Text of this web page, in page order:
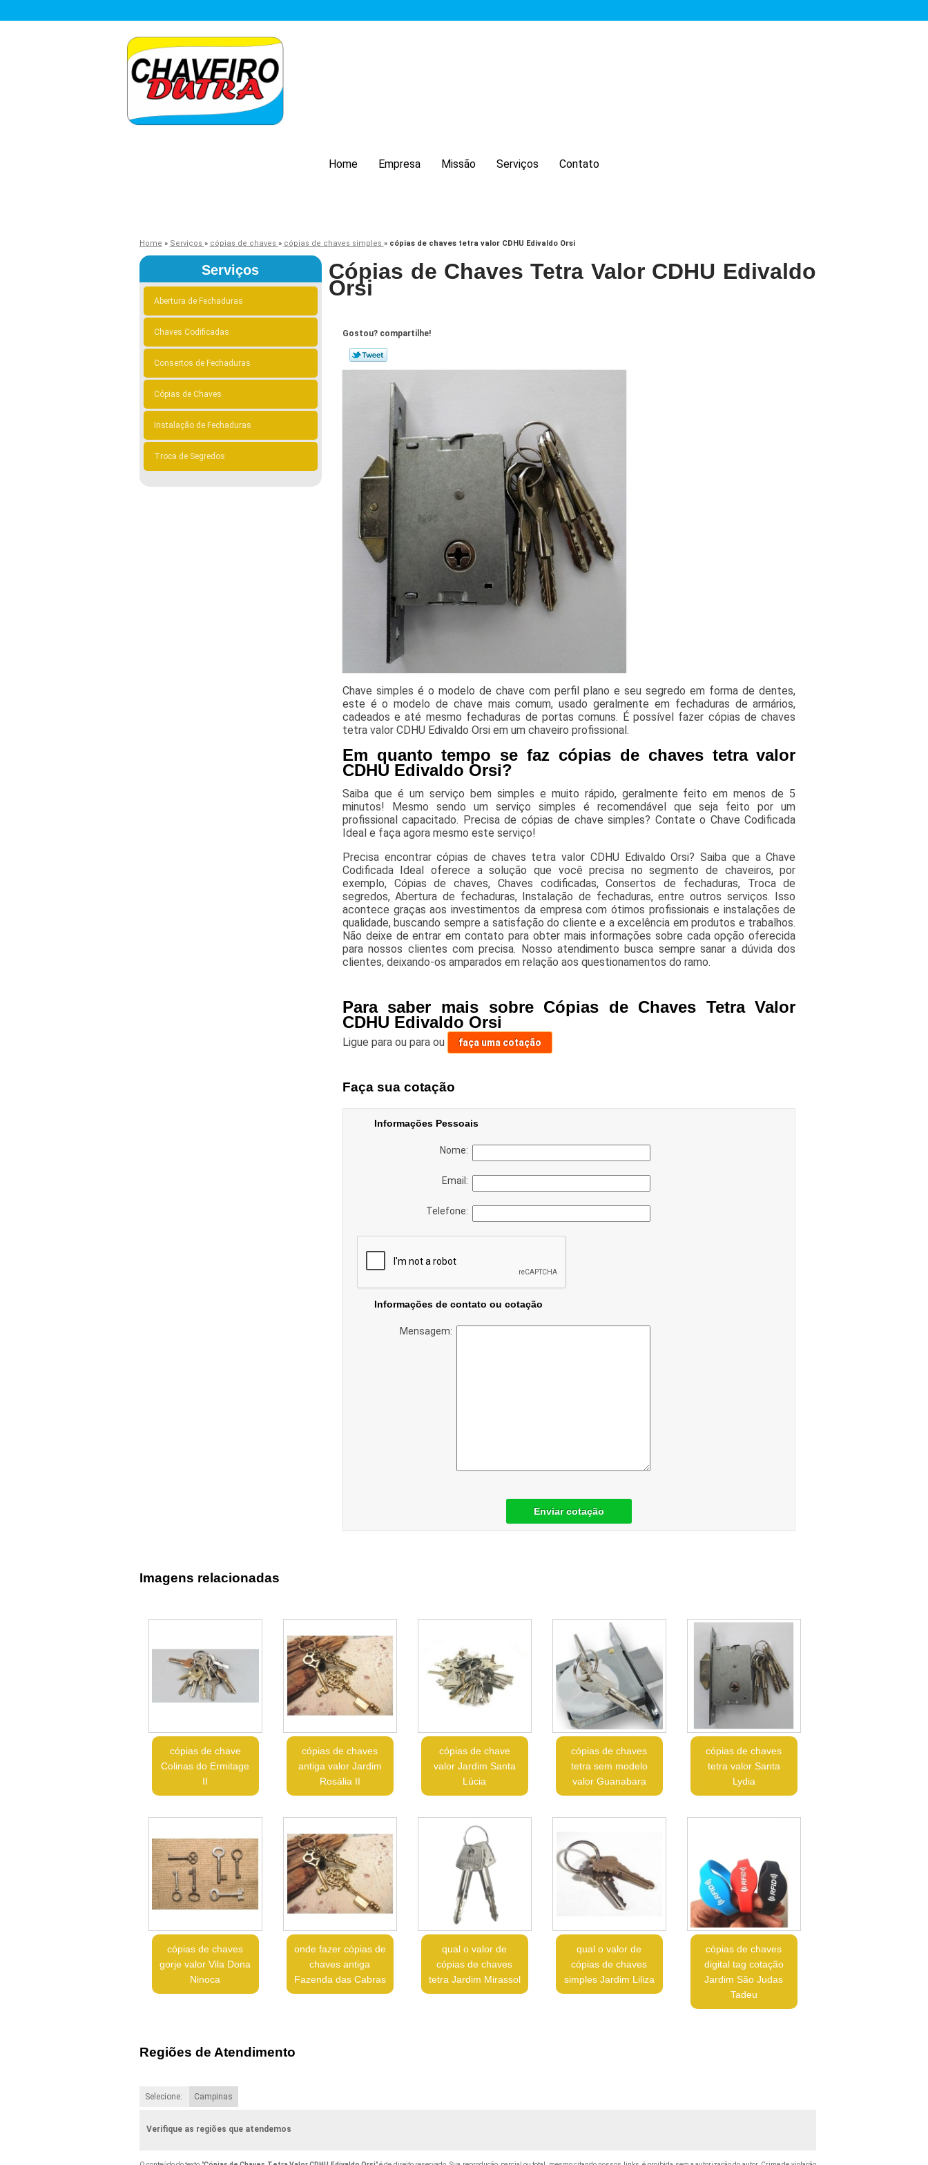
Home Empresa Missão Serviços Contato
Home » Serviços » cópias de chaves » cópias de chaves simples » cópias de chaves tetra valor CDHU Edivaldo Orsi
Serviços
Abertura de Fechaduras
Chaves Codificadas
Consertos de Fechaduras
Cópias de Chaves
Instalação de Fechaduras
Troca de Segredos
Cópias de Chaves Tetra Valor CDHU Edivaldo
Orsi
Gostou? compartilhe!
Chave simples é o modelo de chave com perfil plano e seu segredo em forma de dentes,
este é o modelo de chave mais comum, usado geralmente em fechaduras de armários,
cadeados e até mesmo fechaduras de portas comuns. É possível fazer cópias de chaves
tetra valor CDHU Edivaldo Orsi em um chaveiro profissional.
Em quanto tempo se faz cópias de chaves tetra valor
CDHU Edivaldo Orsi?
Saiba que é um serviço bem simples e muito rápido, geralmente feito em menos de 5
minutos! Mesmo sendo um serviço simples é recomendável que seja feito por um
profissional capacitado. Precisa de cópias de chave simples? Contate o Chave Codificada
Ideal e faça agora mesmo este serviço!
Precisa encontrar cópias de chaves tetra valor CDHU Edivaldo Orsi? Saiba que a Chave
Codificada Ideal oferece a solução que você precisa no segmento de chaveiros, por
exemplo, Cópias de chaves, Chaves codificadas, Consertos de fechaduras, Troca de
segredos, Abertura de fechaduras, Instalação de fechaduras, entre outros serviços. Isso
acontece graças aos investimentos da empresa com ótimos profissionais e instalações de
qualidade, buscando sempre a satisfação do cliente e a excelência em produtos e trabalhos.
Não deixe de entrar em contato para obter mais informações sobre cada opção oferecida
para nossos clientes com precisa. Nosso atendimento busca sempre sanar a dúvida dos
clientes, deixando-os amparados em relação aos questionamentos do ramo.
Para saber mais sobre Cópias de Chaves Tetra Valor
CDHU Edivaldo Orsi
Ligue para ou para ou faça uma cotação
Faça sua cotação
Informações Pessoais
Nome:
Email:
Telefone:
Informações de contato ou cotação
Mensagem:
Enviar cotação
Imagens relacionadas
cópias de chave
Colinas do Ermitage
II
cópias de chaves
antiga valor Jardim
Rosália II
cópias de chave
valor Jardim Santa
Lúcia
cópias de chaves
tetra sem modelo
valor Guanabara
cópias de chaves
tetra valor Santa
Lydia
cópias de chaves
gorje valor Vila Dona
Ninoca
onde fazer cópias de
chaves antiga
Fazenda das Cabras
qual o valor de
cópias de chaves
tetra Jardim Mirassol
qual o valor de
cópias de chaves
simples Jardim Liliza
cópias de chaves
digital tag cotação
Jardim São Judas
Tadeu
Regiões de Atendimento
Selecione: Campinas
Verifique as regiões que atendemos